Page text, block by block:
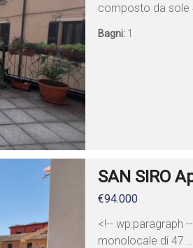
composto da sole
Bagni: 1
SAN SIRO
€94.000
<!-- wp:paragraph
monolocale di 47